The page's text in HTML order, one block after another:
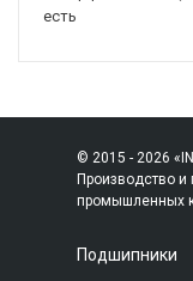
есть
© 2015 - 2026
Производство и
промышленных
Подшипники